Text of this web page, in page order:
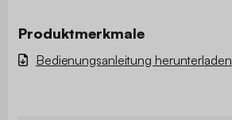
Produktmerkmale
Bedienungsanleitung herunterladen